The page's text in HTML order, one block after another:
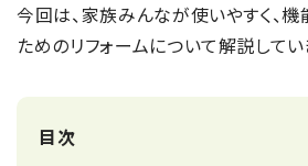
今回は、家族みんなが使いやすく、
ためのリフォームについて解説してい
目次